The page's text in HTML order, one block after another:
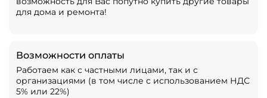
для дома и ремонта!
Возможности оплаты
Работаем как с частными лицами, так и с
организациями (в том числе с использованием НДС
5% или 22%)